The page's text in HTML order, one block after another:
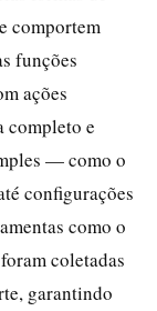
comportem
funções
ações
completo e
— como o
configurações
como o
coletadas
garantindo